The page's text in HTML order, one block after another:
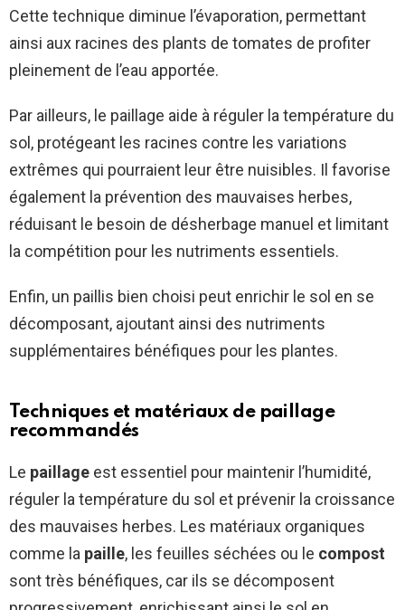
Cette technique diminue l’évaporation, permettant
ainsi aux racines des plants de tomates de profiter
pleinement de l’eau apportée.
Par ailleurs, le paillage aide à réguler la température du
sol, protégeant les racines contre les variations
extrêmes qui pourraient leur être nuisibles. Il favorise
également la prévention des mauvaises herbes,
réduisant le besoin de désherbage manuel et limitant
la compétition pour les nutriments essentiels.
Enfin, un paillis bien choisi peut enrichir le sol en se
décomposant, ajoutant ainsi des nutriments
supplémentaires bénéfiques pour les plantes.
Techniques et matériaux de paillage
recommandés
Le paillage est essentiel pour maintenir l’humidité,
réguler la température du sol et prévenir la croissance
des mauvaises herbes. Les matériaux organiques
comme la paille, les feuilles séchées ou le compost
sont très bénéfiques, car ils se décomposent